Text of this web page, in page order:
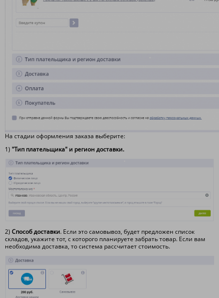
На стадии оформления заказа выберите:
1) "Тип плательщика" и регион доставки.
2) Способ доставки. Если это самовывоз, будет предложен список
складов, укажите тот, с которого планируете забрать товар. Если вам
необходима доставка, то система рассчитает стоимость.